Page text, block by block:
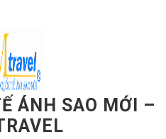
ÁNH SAO MỚI –